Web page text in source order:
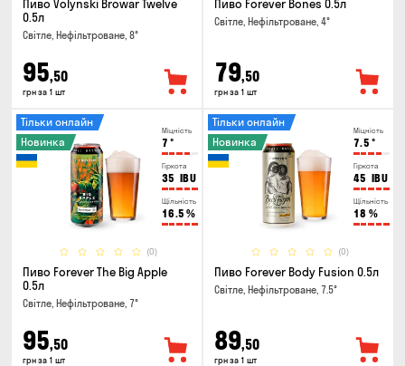
Пиво Volynski Browar Twelve
0.5л
Світле, Нефільтроване, 8°
95,50
грн за 1 шт
Пиво Forever Bones 0.5л
Світле, Нефільтроване, 4°
79,50
грн за 1 шт
Міцність
7 °
Гіркота
35 IBU
Щільність
16.5 %
(0)
Тільки онлайн
Новинка
Пиво Forever The Big Apple
0.5л
Світле, Нефільтроване, 7°
95,50
грн за 1 шт
Міцність
7.5 °
Гіркота
45 IBU
Щільність
18 %
(0)
Тільки онлайн
Новинка
Пиво Forever Body Fusion 0.5л
Світле, Нефільтроване, 7.5°
89,50
грн за 1 шт